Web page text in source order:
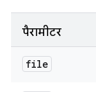
पैरामीटर
file